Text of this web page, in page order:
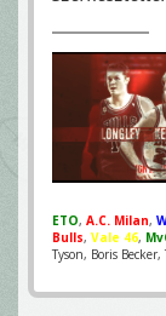
ETO, A.C. Milan,
Bulls, Vale 46,
Tyson, Boris